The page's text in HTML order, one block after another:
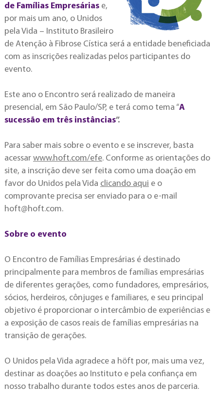
de Famílias Empresáriase,
por mais um ano, o Unidos
pela Vida – Instituto Brasileiro
de Atenção à Fibrose Cística será a entidade beneficiada
com as inscrições realizadas pelos participantes do
evento.
Este ano o Encontro será realizado de maneira
presencial, em São Paulo/SP, e terá como tema “A
sucessão em três instâncias”.
Para saber mais sobre o evento e se inscrever, basta
acessar www.hoft.com/efe. Conforme as orientações do
site, a inscrição deve ser feita como uma doação em
favor do Unidos pela Vida clicando aqui e o
comprovante precisa ser enviado para o e-mail
hoft@hoft.com.
Sobre o evento
O Encontro de Famílias Empresárias é destinado
principalmente para membros de famílias empresárias
de diferentes gerações, como fundadores, empresários,
sócios, herdeiros, cônjuges e familiares, e seu principal
objetivo é proporcionar o intercâmbio de experiências e
a exposição de casos reais de famílias empresárias na
transição de gerações.
O Unidos pela Vida agradece a höft por, mais uma vez,
destinar as doações ao Instituto e pela confiança em
nosso trabalho durante todos estes anos de parceria.